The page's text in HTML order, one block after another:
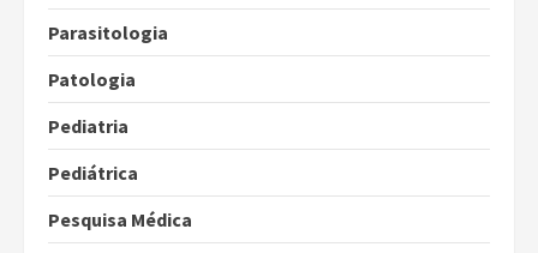
Parasitologia
Patologia
Pediatria
Pediátrica
Pesquisa Médica